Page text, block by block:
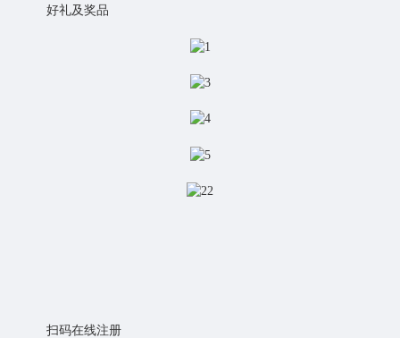
好礼及奖品
扫码在线注册